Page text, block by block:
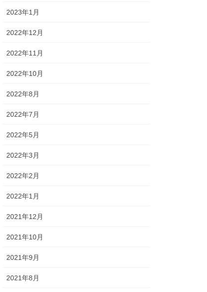
2023年1月
2022年12月
2022年11月
2022年10月
2022年8月
2022年7月
2022年5月
2022年3月
2022年2月
2022年1月
2021年12月
2021年10月
2021年9月
2021年8月